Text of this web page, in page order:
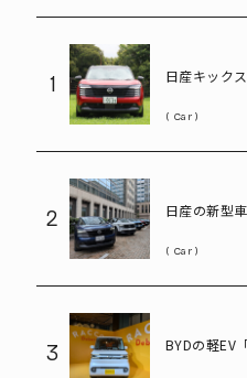
1
日産キック
Car
2
日産の新型
Car
3
BYDの軽EV